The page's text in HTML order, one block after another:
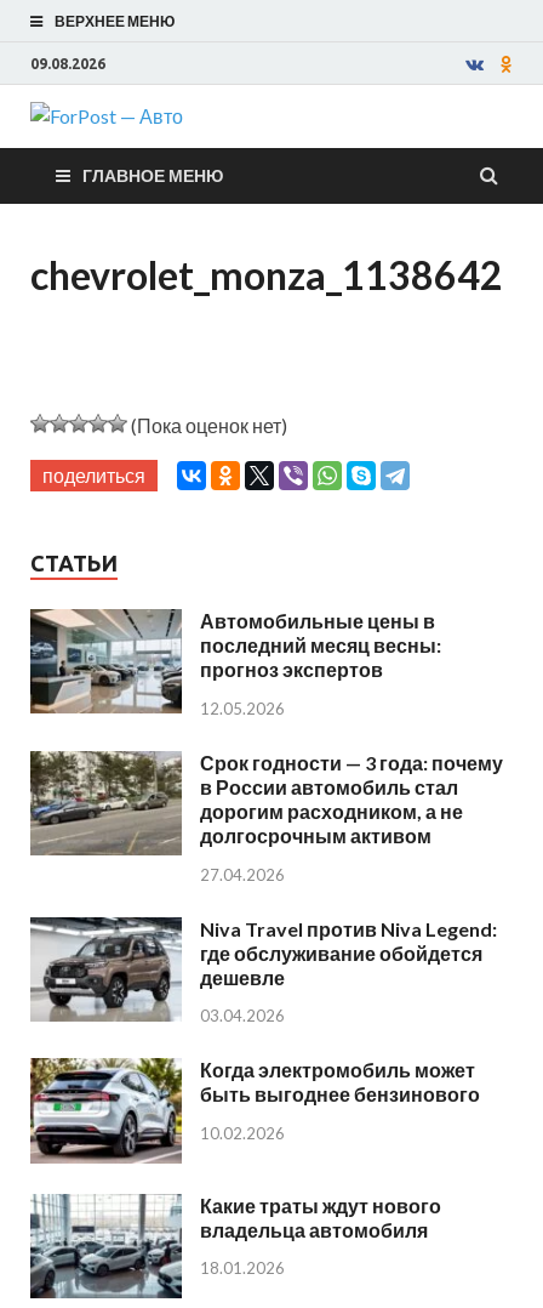
ВЕРХНЕЕ МЕНЮ
09.08.2026
ForPost —
Авто
ГЛАВНОЕ МЕНЮ
chevrolet_monza_1138642
(Пока оценок нет)
поделиться
СТАТЬИ
Автомобильные цены в
последний месяц весны:
прогноз экспертов
12.05.2026
Срок годности — 3 года: почему
в России автомобиль стал
дорогим расходником, а не
долгосрочным активом
27.04.2026
Niva Travel против Niva Legend:
где обслуживание обойдется
дешевле
03.04.2026
Когда электромобиль может
быть выгоднее бензинового
10.02.2026
Какие траты ждут нового
владельца автомобиля
18.01.2026